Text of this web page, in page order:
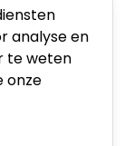
analyse en
te weten
onze
of Kopen?